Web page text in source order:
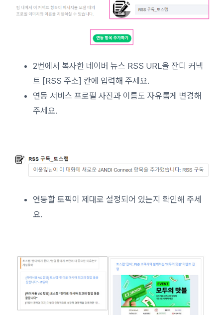
2번에서 복사한 네이버 뉴스 RSS URL을 잔디 커넥
트 [RSS 주소] 칸에 입력해 주세요.
연동 서비스 프로필 사진과 이름도 자유롭게 변경해
주세요.
연동할 토픽이 제대로 설정되어 있는지 확인해 주세
요.